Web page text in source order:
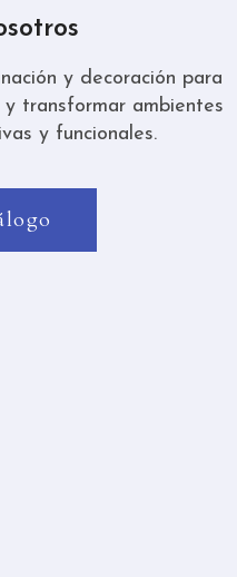
y decoración para
transformar ambientes
y funcionales.